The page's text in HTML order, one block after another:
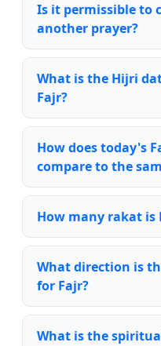
Is it permissible to
another prayer?
What is the Hijri
Fajr?
How does today's
compare to the
How many rakat is
What direction is
for Fajr?
What is the